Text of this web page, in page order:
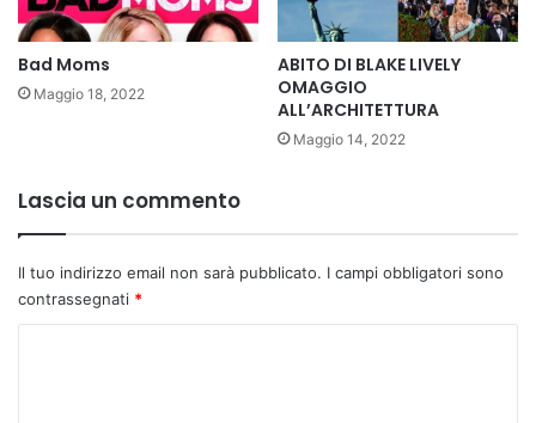
Bad Moms
Maggio 18, 2022
ABITO DI BLAKE LIVELY
OMAGGIO
ALL’ARCHITETTURA
Maggio 14, 2022
Lascia un commento
Il tuo indirizzo email non sarà pubblicato. I campi obbligatori sono
contrassegnati *